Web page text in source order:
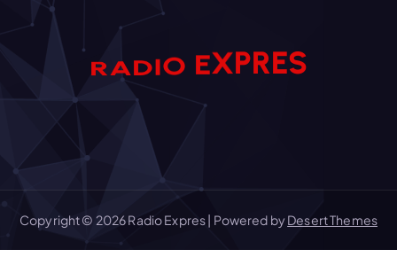
R ADIO EXPRES
Copyright © 2026 Radio Expres | Powered byDesert Themes